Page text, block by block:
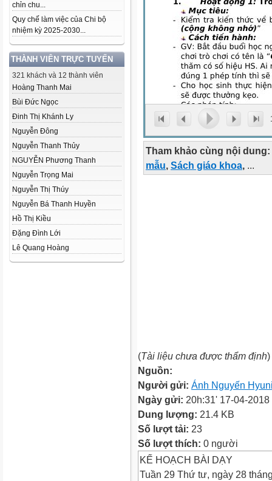
chỉn chu...
Quy chế làm việc của Chi bộ
nhiệm kỳ 2025-2030...
THÀNH VIÊN TRỰC TUYẾN
321 khách và 12 thành viên
Hoàng Thanh Mai
Bùi Đức Ngọc
Đinh Thị Khánh Ly
Nguyễn Đông
Nguyễn Thanh Thủy
NGUYỄN Phương Thanh
Nguyễn Trọng Mai
Nguyễn Thị Thúy
Nguyễn Bá Thanh Huyền
Hồ Thị Kiều
Đặng Đình Lới
Lê Quang Hoàng
Tham khảo cùng nội dung:
mẫu, Sách giáo khoa, ...
(Tài liệu chưa được thẩm định)
Nguồn:
Người gửi: Ánh Nguyến
Ngày gửi: 20h:31' 17-04-2018
Dung lượng: 21.4 KB
Số lượt tải: 23
Số lượt thích: 0 người
KẾ HOẠCH BÀI DẠY
Tuần 29 Thứ tư, ngày 28